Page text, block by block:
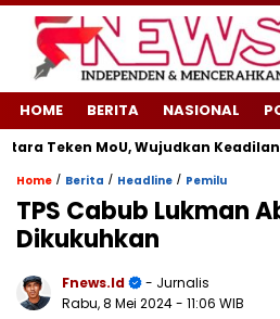
HOME BERITA NASIONAL
Teken MoU, Wujudkan Keadilan
Home / Berita / Headline / Pemilu
TPS Cabub Lukman
Dikukuhkan
Fnews.id
- Jurnalis
Rabu, 8 Mei 2024- 11:06 WIB